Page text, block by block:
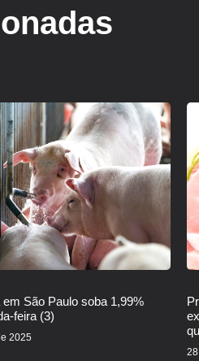
São Paulo soba 1,99%
feira (3)
2025